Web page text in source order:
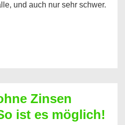
und auch nur sehr schwer.
Zinsen
ist es möglich!